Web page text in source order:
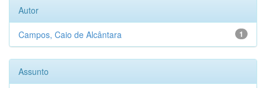
Autor
1
Campos, Caio de Alcântara
Assunto